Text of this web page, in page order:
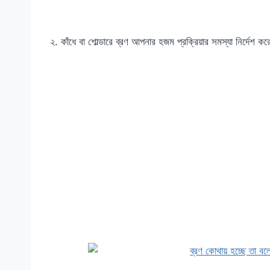
২. কাঁধে বা শোল্ডারে ব্রণ আপনার হজম প্রক্রিয়ার সমস্যা নির্দেশ